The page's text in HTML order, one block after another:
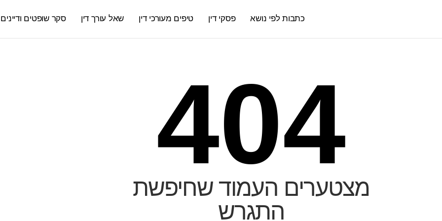
כתבות לפי נושא פסקי דין טיפים מעורכי דין שאל עורך דין סקר שופטים ודיינים
404
מצטערים העמוד שחיפשת
התגרש